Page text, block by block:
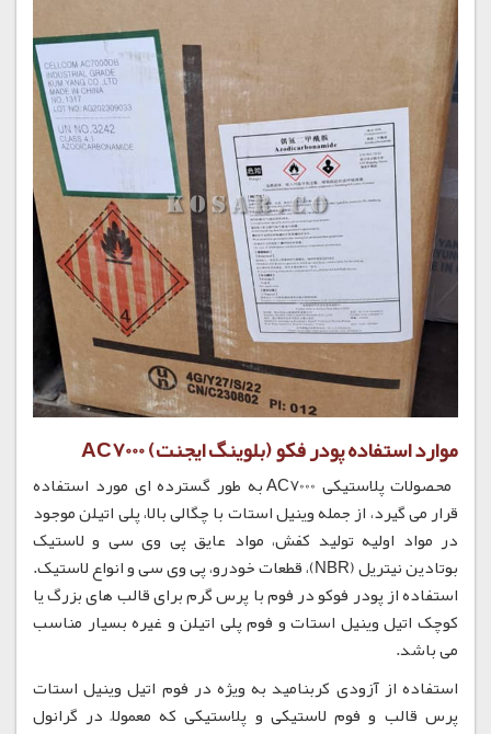
موارد استفاده پودر فکو (بلوینگ ایجنت) AC7000
محصولات پلاستیکی AC7000 به طور گسترده ای مورد استفاده
قرار می گیرد، از جمله وینیل استات با چگالی بالا، پلی اتیلن موجود
در مواد اولیه تولید کفش، مواد عایق پی وی سی و لاستیک
بوتادین نیتریل (NBR)، قطعات خودرو، پی وی سی و انواع لاستیک.
استفاده از پودر فوکو در فوم با پرس گرم برای قالب های بزرگ یا
کوچک اتیل وینیل استات و فوم پلی اتیلن و غیره بسیار مناسب
می باشد.
استفاده از آزودی کربنامید به ویژه در فوم اتیل وینیل استات
پرس قالب و فوم لاستیکی و پلاستیکی که معمولاً در گرانول